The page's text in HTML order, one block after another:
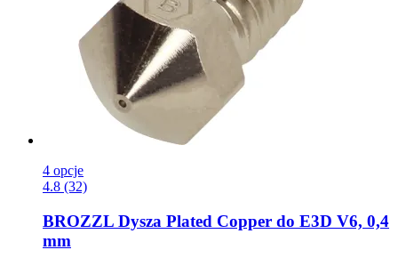
4 opcje
4.8 (32)
BROZZL Dysza Plated Copper do E3D V6, 0,4
mm